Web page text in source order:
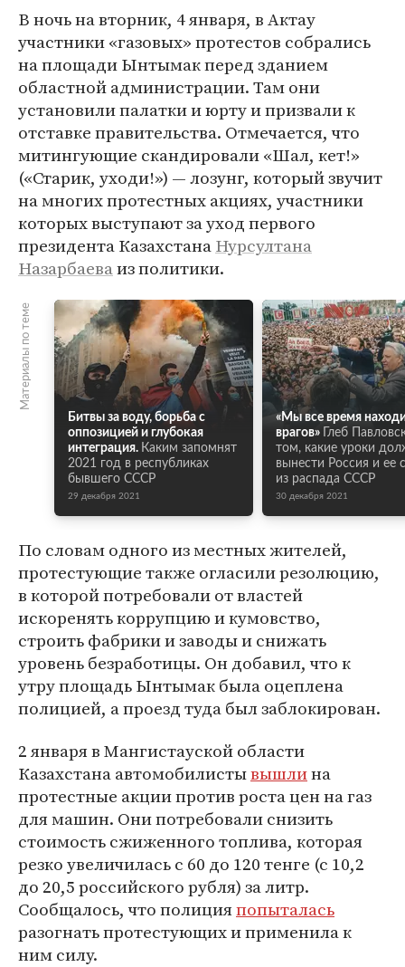
В ночь на вторник, 4 января, в Актау
участники «газовых» протестов собрались
на площади Ынтымак перед зданием
областной администрации. Там они
установили палатки и юрту и призвали к
отставке правительства. Отмечается, что
митингующие скандировали «Шал, кет!»
(«Старик, уходи!») — лозунг, который звучит
на многих протестных акциях, участники
которых выступают за уход первого
президента КазахстанаНурсултана
Назарбаеваиз политики.
Материалы по теме
Битвы за воду, борьба с
оппозицией и глубокая
интеграция. Каким запомнят
2021 год в республиках
бывшего СССР
29 декабря 2021
«Мы все время
врагов» Глеб
том, какие уроки
вынести Россия и ее
из распада СССР
30 декабря 2021
По словам одного из местных жителей,
протестующие также огласили резолюцию,
в которой потребовали от властей
искоренять коррупцию и кумовство,
строить фабрики и заводы и снижать
уровень безработицы. Он добавил, что к
утру площадь Ынтымак была оцеплена
полицией, а проезд туда был заблокирован.
2 января в Мангистауской области
Казахстана автомобилистывышлина
протестные акции против роста цен на газ
для машин. Они потребовали снизить
стоимость сжиженного топлива, которая
резко увеличилась с 60 до 120 тенге (с 10,2
до 20,5 российского рубля) за литр.
Сообщалось, что полицияпопыталась
разогнать протестующих и применила к
ним силу.